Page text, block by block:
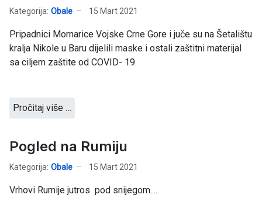
Kategorija: Obale 15 Mart 2021
Pripadnici Mornarice Vojske Crne Gore i juče su na Šetalištu
kralja Nikole u Baru dijelili maske i ostali zaštitni materijal
sa ciljem zaštite od COVID- 19.
Pročitaj više …
Pogled na Rumiju
Kategorija: Obale 15 Mart 2021
Vrhovi Rumije jutros pod snijegom....